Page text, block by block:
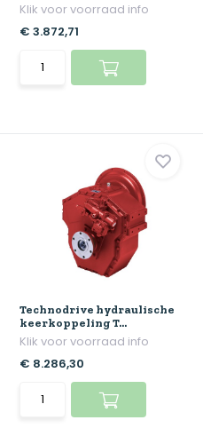
Klik voor voorraad info
€ 3.872,71
Technodrive hydraulische
keerkoppeling T...
Klik voor voorraad info
€ 8.286,30